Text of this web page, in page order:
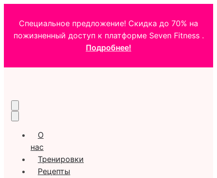
Специальное предложение! Скидка до 70% на
пожизненный доступ к платформе Seven Fitness .
Подробнее!
О
нас
Тренировки
Рецепты